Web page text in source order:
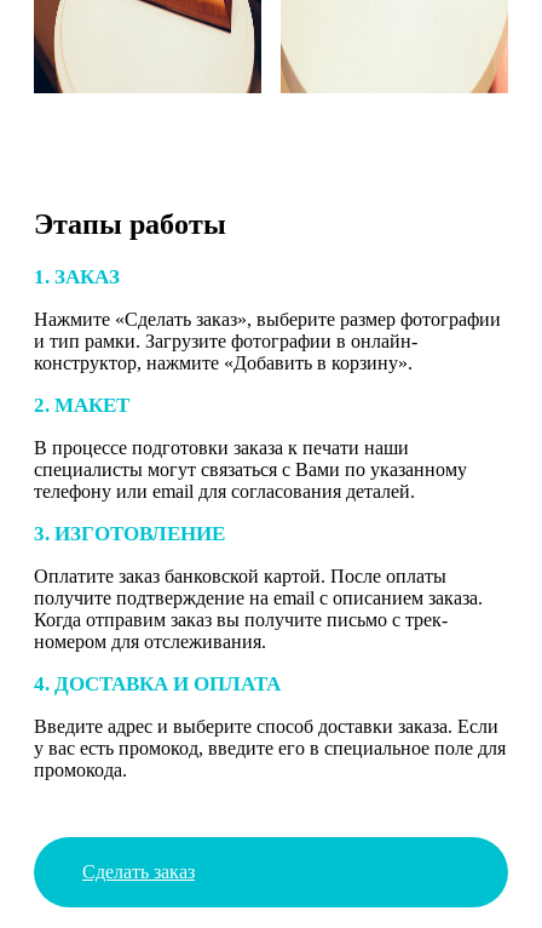
Этапы работы
1. ЗАКАЗ
Нажмите «Сделать заказ», выберите размер фотографии
и тип рамки. Загрузите фотографии в онлайн-
конструктор, нажмите «Добавить в корзину».
2. МАКЕТ
В процессе подготовки заказа к печати наши
специалисты могут связаться с Вами по указанному
телефону или email для согласования деталей.
3. ИЗГОТОВЛЕНИЕ
Оплатите заказ банковской картой. После оплаты
получите подтверждение на email с описанием заказа.
Когда отправим заказ вы получите письмо с трек-
номером для отслеживания.
4. ДОСТАВКА И ОПЛАТА
Введите адрес и выберите способ доставки заказа. Если
у вас есть промокод, введите его в специальное поле для
промокода.
Сделать заказ